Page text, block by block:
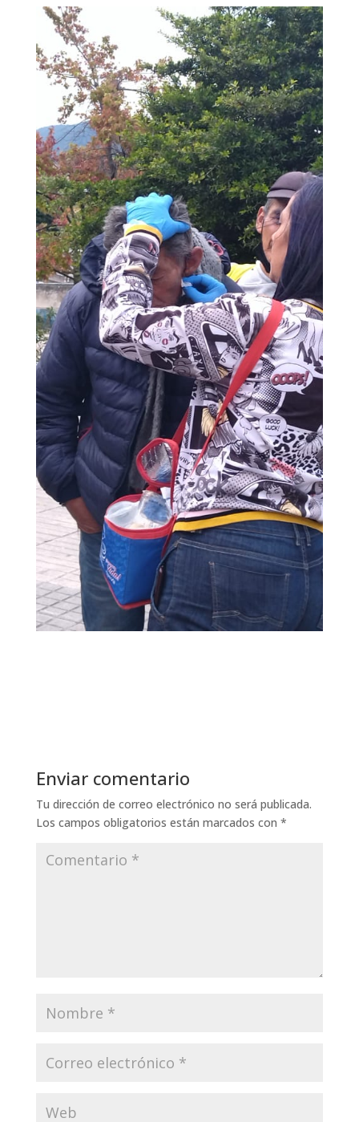
Enviar comentario
Tu dirección de correo electrónico no será publicada.
Los campos obligatorios están marcados con *